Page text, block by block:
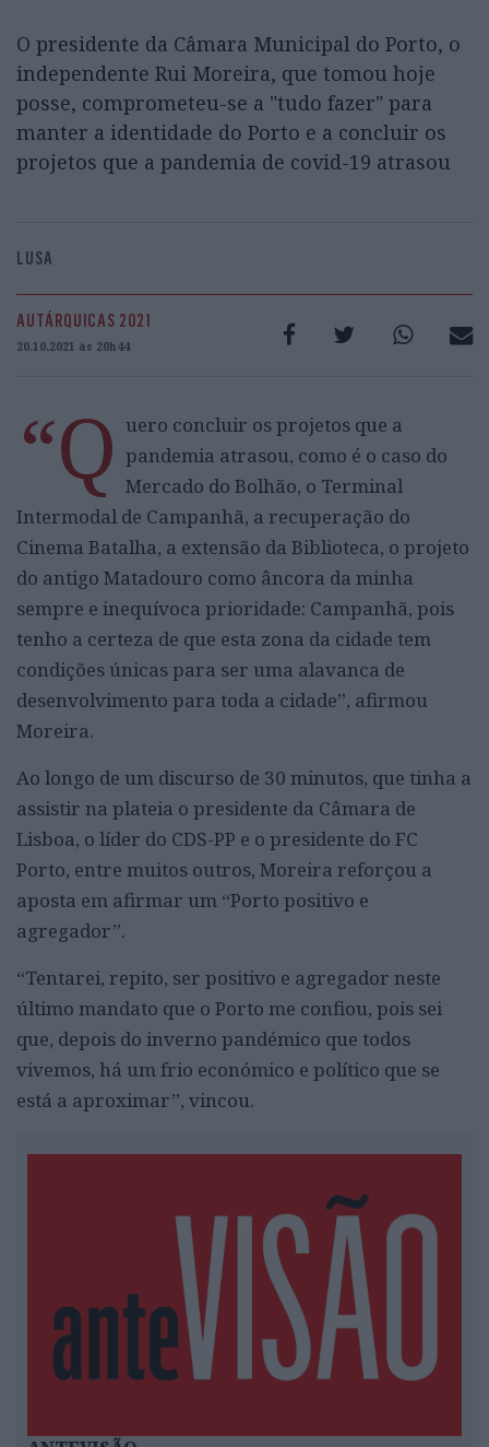
O presidente da Câmara Municipal do Porto, o
independente Rui Moreira, que tomou hoje
posse, comprometeu-se a "tudo fazer" para
manter a identidade do Porto e a concluir os
projetos que a pandemia de covid-19 atrasou
LUSA
AUTÁRQUICAS 2021
20.10.2021 às 20h44
“Q uero concluir os projetos que a
pandemia atrasou, como é o caso do
Mercado do Bolhão, o Terminal
Intermodal de Campanhã, a recuperação do
Cinema Batalha, a extensão da Biblioteca, o projeto
do antigo Matadouro como âncora da minha
sempre e inequívoca prioridade: Campanhã, pois
tenho a certeza de que esta zona da cidade tem
condições únicas para ser uma alavanca de
desenvolvimento para toda a cidade”, afirmou
Moreira.
Ao longo de um discurso de 30 minutos, que tinha a
assistir na plateia o presidente da Câmara de
Lisboa, o líder do CDS-PP e o presidente do FC
Porto, entre muitos outros, Moreira reforçou a
aposta em afirmar um “Porto positivo e
agregador”.
“Tentarei, repito, ser positivo e agregador neste
último mandato que o Porto me confiou, pois sei
que, depois do inverno pandémico que todos
vivemos, há um frio económico e político que se
está a aproximar”, vincou.